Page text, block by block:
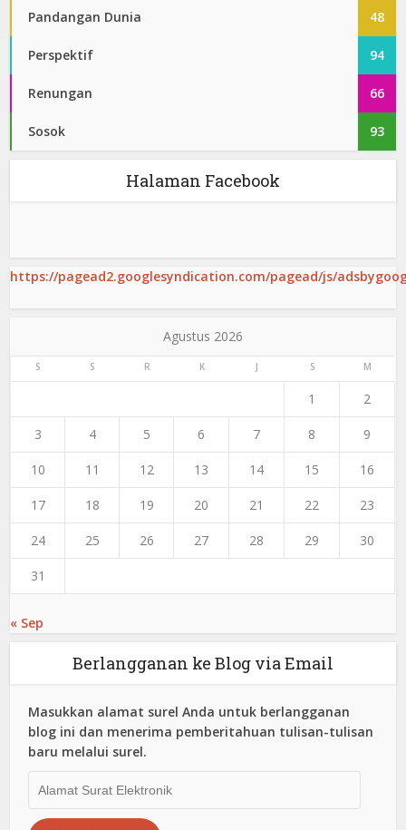
Pandangan Dunia 48
Perspektif 94
Renungan 66
Sosok 93
Halaman Facebook
https://pagead2.googlesyndication.com/pagead/js/
Agustus 2026
S S R K J S M
1 2
3 4 5 6 7 8 9
10 11 12 13 14 15 16
17 18 19 20 21 22 23
24 25 26 27 28 29 30
31
« Sep
Berlangganan ke Blog via Email
Masukkan alamat surel Anda untuk berlangganan
blog ini dan menerima pemberitahuan tulisan-tulisan
baru melalui surel.
Surat
Elektronik